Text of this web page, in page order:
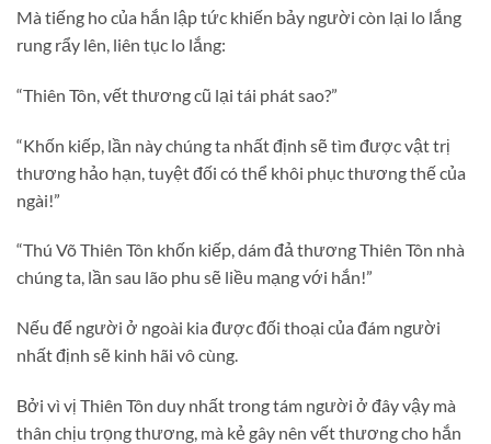
Mà tiếng ho của hắn lập tức khiến bảy người còn lại lo lắng
rung rẩy lên, liên tục lo lắng:
“Thiên Tôn, vết thương cũ lại tái phát sao?”
“Khốn kiếp, lần này chúng ta nhất định sẽ tìm được vật trị
thương hảo hạn, tuyệt đối có thể khôi phục thương thế của
ngài!”
“Thú Võ Thiên Tôn khốn kiếp, dám đả thương Thiên Tôn nhà
chúng ta, lần sau lão phu sẽ liều mạng với hắn!”
Nếu để người ở ngoài kia được đối thoại của đám người
nhất định sẽ kinh hãi vô cùng.
Bởi vì vị Thiên Tôn duy nhất trong tám người ở đây vậy mà
thân chịu trọng thương, mà kẻ gây nên vết thương cho hắn